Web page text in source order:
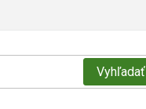
Vyhľadať